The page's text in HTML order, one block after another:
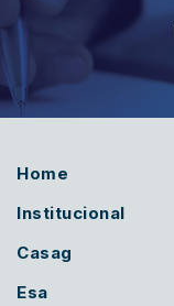
Home
Institucional
Casag
Esa